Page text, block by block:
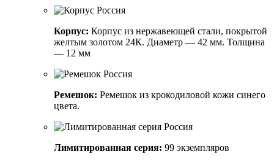
Корпус: Корпус из нержавеющей стали, покрытой
желтым золотом 24К. Диаметр — 42 мм. Толщина
— 12 мм
Ремешок: Ремешок из крокодиловой кожи синего
цвета.
Лимитированная серия: 99 экземпляров